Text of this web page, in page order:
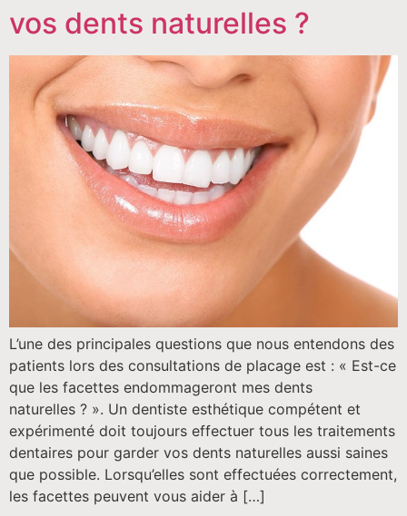
vos dents naturelles ?
L’une des principales questions que nous entendons des
patients lors des consultations de placage est : « Est-ce
que les facettes endommageront mes dents
naturelles ? ». Un dentiste esthétique compétent et
expérimenté doit toujours effectuer tous les traitements
dentaires pour garder vos dents naturelles aussi saines
que possible. Lorsqu’elles sont effectuées correctement,
les facettes peuvent vous aider à […]